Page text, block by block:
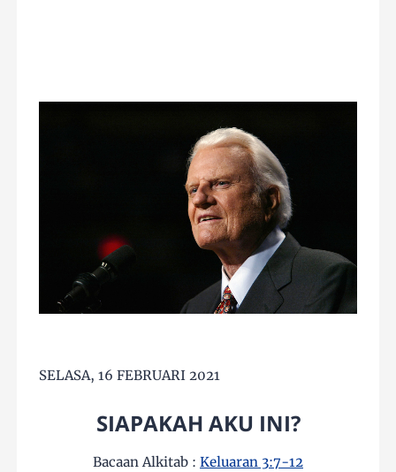
SELASA, 16 FEBRUARI 2021
SIAPAKAH AKU INI?
Bacaan Alkitab : Keluaran 3:7-12